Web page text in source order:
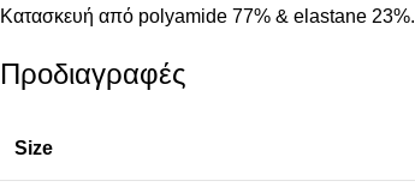
Κατασκευή από polyamide 77% & elastane 23%.
Προδιαγραφές
Size